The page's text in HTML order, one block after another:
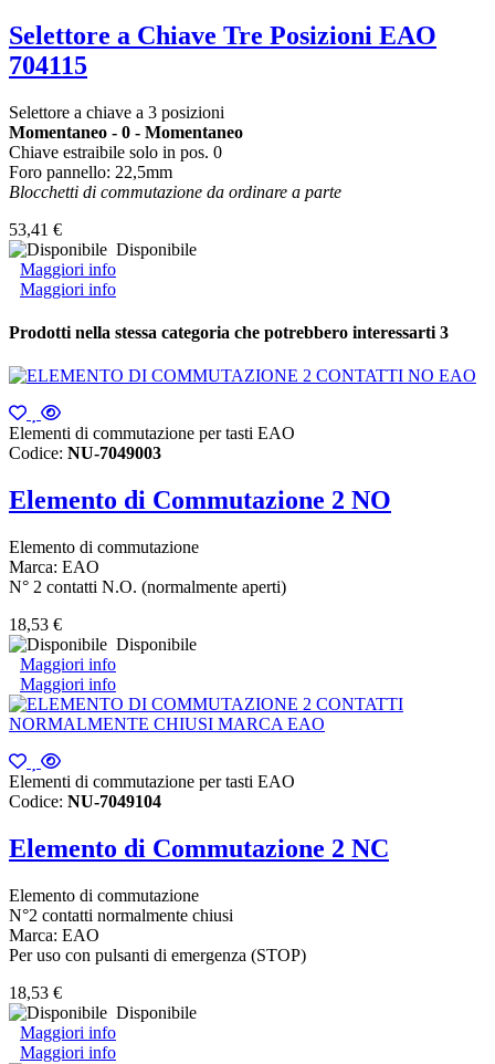
Selettore a Chiave Tre Posizioni EAO
704115
Selettore a chiave a 3 posizioni
Momentaneo - 0 - Momentaneo
Chiave estraibile solo in pos. 0
Foro pannello: 22,5mm
Blocchetti di commutazione da ordinare a parte
53,41 €
Disponibile
Maggiori info
Maggiori info
Prodotti nella stessa categoria che potrebbero interessarti 3
Elementi di commutazione per tasti EAO
Codice: NU-7049003
Elemento di Commutazione 2 NO
Elemento di commutazione
Marca: EAO
N° 2 contatti N.O. (normalmente aperti)
18,53 €
Disponibile
Maggiori info
Maggiori info
Elementi di commutazione per tasti EAO
Codice: NU-7049104
Elemento di Commutazione 2 NC
Elemento di commutazione
N°2 contatti normalmente chiusi
Marca: EAO
Per uso con pulsanti di emergenza (STOP)
18,53 €
Disponibile
Maggiori info
Maggiori info